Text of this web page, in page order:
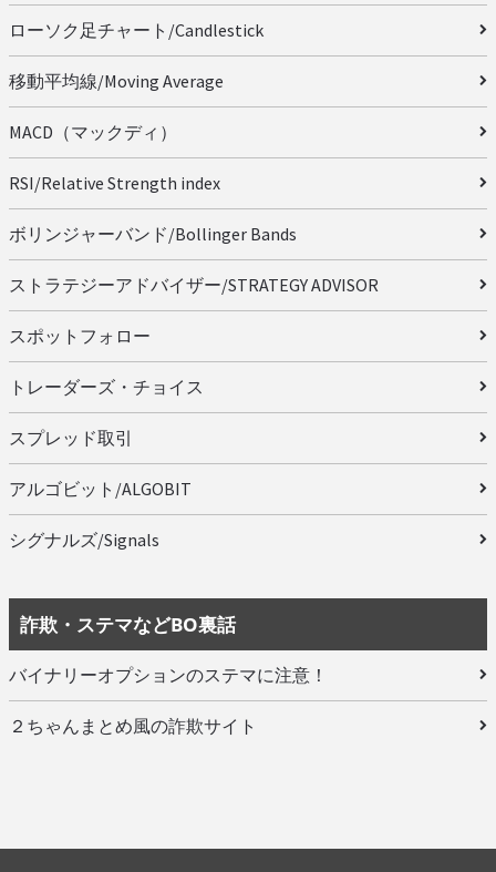
ローソク足チャート/Candlestick
移動平均線/Moving Average
MACD（マックディ）
RSI/Relative Strength index
ボリンジャーバンド/Bollinger Bands
ストラテジーアドバイザー/STRATEGY ADVISOR
スポットフォロー
トレーダーズ・チョイス
スプレッド取引
アルゴビット/ALGOBIT
シグナルズ/Signals
詐欺・ステマなどBO裏話
バイナリーオプションのステマに注意！
２ちゃんまとめ風の詐欺サイト